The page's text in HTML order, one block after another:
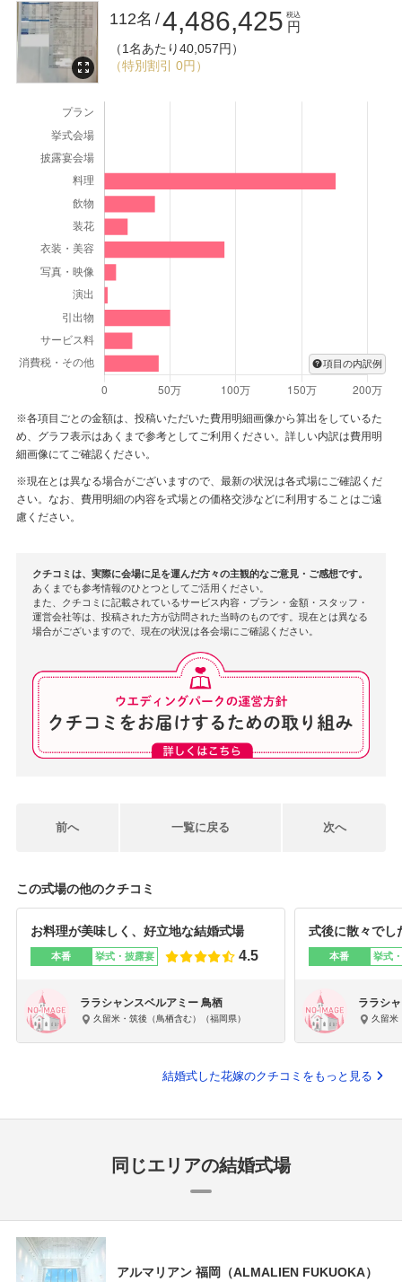
112名 4,486,425 円
税込
（1名あたり40,057円）
（特別割引 0円）
項目の内訳例
※各項目ごとの金額は、投稿いただいた費用明細画像から算出をしているた
め、グラフ表示はあくまで参考としてご利用ください。詳しい内訳は費用明
細画像にてご確認ください。
※現在とは異なる場合がございますので、最新の状況は各式場にご確認くだ
さい。なお、費用明細の内容を式場との価格交渉などに利用することはご遠
慮ください。
クチコミは、実際に会場に足を運んだ方々の主観的なご意見・ご感想です。
あくまでも参考情報のひとつとしてご活用ください。
また、クチコミに記載されているサービス内容・プラン・金額・スタッフ・
運営会社等は、投稿された方が訪問された当時のものです。現在とは異なる
場合がございますので、現在の状況は各会場にご確認ください。
前へ 一覧に戻る 次へ
この式場の他のクチコミ
お料理が美味しく、好立地な結婚式場
本番 挙式・披露宴 4.5
ララシャンスベルアミー 鳥栖
久留米・筑後（鳥栖含む）（福岡県）
式後に散々でし
本番 挙式
ララシ
久留米
結婚式した花嫁のクチコミをもっと見る
同じエリアの結婚式場
アルマリアン 福岡（ALMALIEN FUKUOKA）